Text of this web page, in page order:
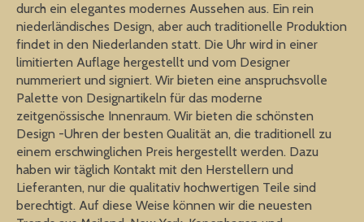
durch ein elegantes modernes Aussehen aus. Ein rein
niederländisches Design, aber auch traditionelle Produktion
findet in den Niederlanden statt. Die Uhr wird in einer
limitierten Auflage hergestellt und vom Designer
nummeriert und signiert. Wir bieten eine anspruchsvolle
Palette von Designartikeln für das moderne
zeitgenössische Innenraum. Wir bieten die schönsten
Design -Uhren der besten Qualität an, die traditionell zu
einem erschwinglichen Preis hergestellt werden. Dazu
haben wir täglich Kontakt mit den Herstellern und
Lieferanten, nur die qualitativ hochwertigen Teile sind
berechtigt. Auf diese Weise können wir die neuesten